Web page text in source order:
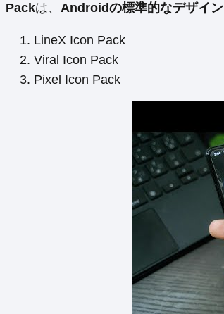
Packは、 Androidの標準的なデザイン
LineX Icon Pack
Viral Icon Pack
Pixel Icon Pack